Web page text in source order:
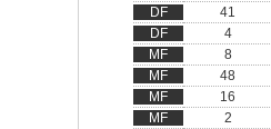
DF
41
DF
4
MF
8
MF
48
MF
16
MF
2